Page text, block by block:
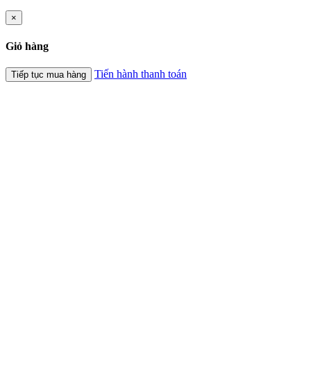
×
Giỏ hàng
Tiếp tục mua hàng Tiến hành thanh toán